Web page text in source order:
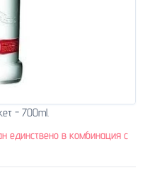
- 700ml.
единствено в комбинация с